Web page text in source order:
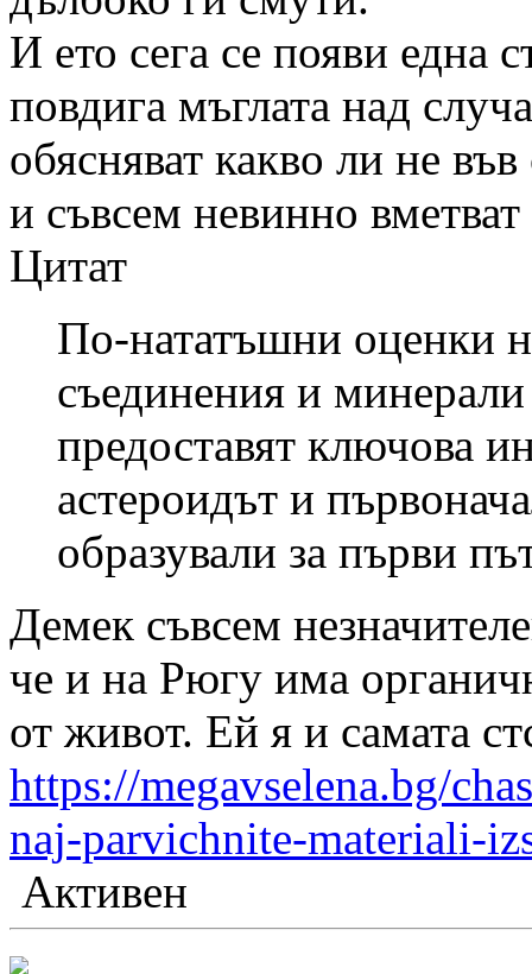
И ето сега се появи една
повдига мъглата над
обясняват какво ли не
и съвсем невинно вметват
Цитат
По-нататъшни оценки
съединения и
предоставят ключова
астероидът и
образували за първи
Демек съвсем
че и на Рюгу има
от живот. Ей я и самата
https://megavselena.bg/
naj-parvichnite-materiali-
Активен